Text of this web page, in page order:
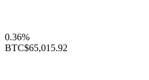
0.36%
BTC$65,015.92